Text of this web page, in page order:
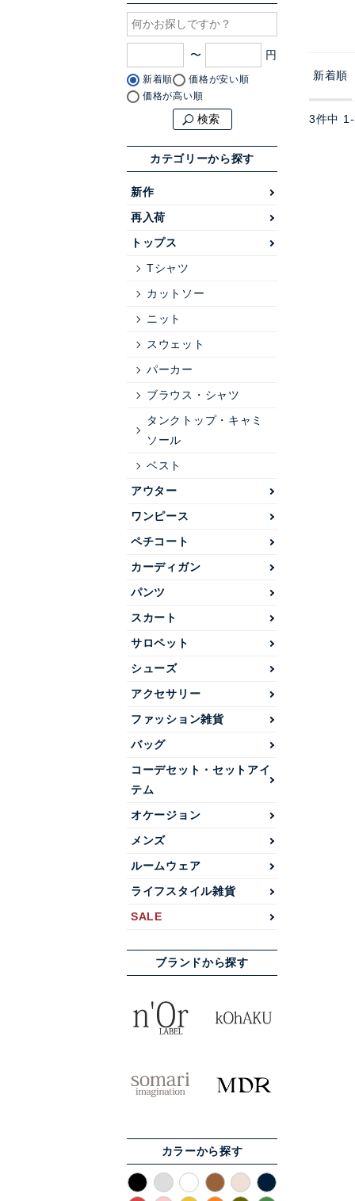
〜
新着順
価格が安い順
価格が高い順
検索
カテゴリーから探す
新作
再入荷
トップス
Tシャツ
カットソー
ニット
スウェット
パーカー
ブラウス・シャツ
タンクトップ・キャミ
ソール
ベスト
アウター
ワンピース
ペチコート
カーディガン
パンツ
スカート
サロペット
シューズ
アクセサリー
ファッション雑貨
バッグ
コーデセット・セットアイ
テム
オケージョン
メンズ
ルームウェア
ライフスタイル雑貨
SALE
ブランドから探す
カラーから探す
新着順
3件中 1 -